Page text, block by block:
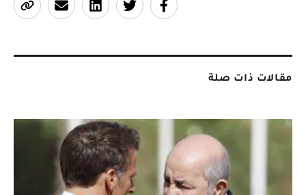
مقالات ذات صلة